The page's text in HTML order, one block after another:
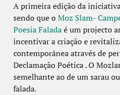
A primeira edição da
sendo que oMoz Slam-
Poesia Faladaé um projecto
incentivar a criação e
contemporânea através de
Declamação Poética . O
semelhante ao de um sarau
falada.